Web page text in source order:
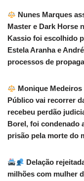
Nunes Marques
Master e Dark Horse
Kassio foi escolhido
Estela Aranha e
processos de
Monique
Público vai recorrer
recebeu perdão
Borel, foi condenado
prisão pela morte do
Delação
milhões com mulher